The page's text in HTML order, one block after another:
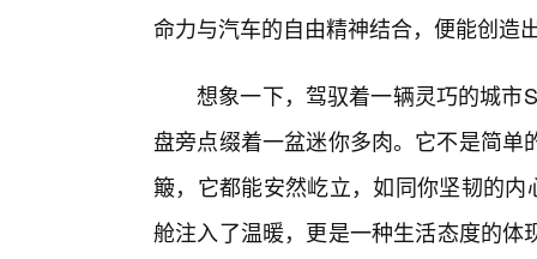
命力与汽车的自由精神结合，便能创造
想象一下，驾驭着一辆灵巧的城市
盘旁点缀着一盆迷你多肉。它不是简
簸，它都能安然屹立，如同你坚韧的
舱注入了温暖，更是一种生活态度的